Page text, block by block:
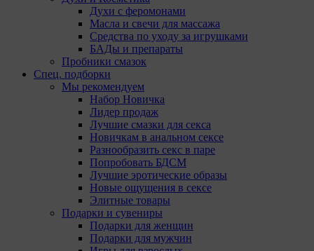
Духи с феромонами
Масла и свечи для массажа
Средства по уходу за игрушками
БАДы и препараты
Пробники смазок
Спец. подборки
Мы рекомендуем
Набор Новичка
Лидер продаж
Лучшие смазки для секса
Новичкам в анальном сексе
Разнообразить секс в паре
Попробовать БДСМ
Лучшие эротические образы
Новые ощущения в сексе
Элитные товары
Подарки и сувениры
Подарки для женщин
Подарки для мужчин